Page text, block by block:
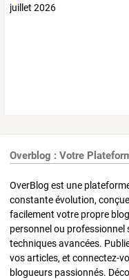
Overblog : Votre
OverBlog est une
constante évolution,
facilement votre propre
personnel ou professionnel
techniques avancées.
vos articles, et connectez-
blogueurs passionnés.